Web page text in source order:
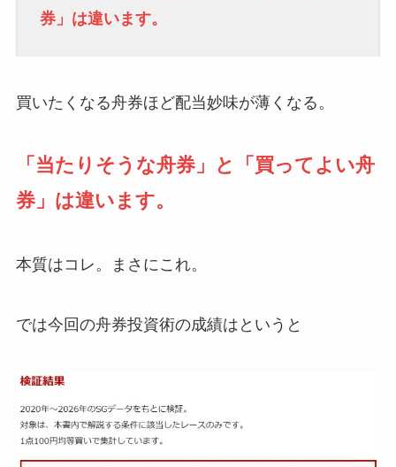
券」は違います。
買いたくなる舟券ほど配当妙味が薄くなる。
「当たりそうな舟券」と「買ってよい舟
券」は違います。
本質はコレ。まさにこれ。
では今回の舟券投資術の成績はというと